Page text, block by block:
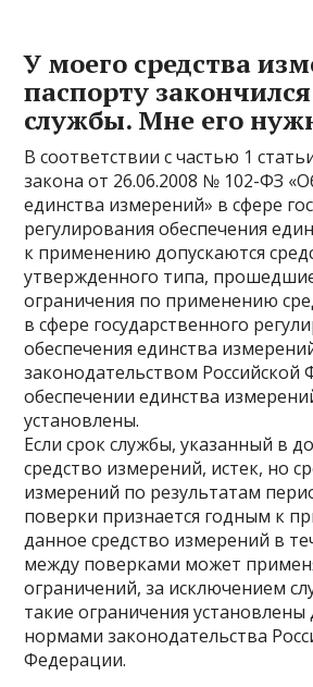
У моего средства
паспорту
службы. Мне его
В соответствии с частью 1
закона от 26.06.2008 № 102-ФЗ
единства измерений» в сфере
регулирования обеспечения
к применению допускаются
утвержденного типа,
ограничения по применению
в сфере государственного
обеспечения единства
законодательством Российской
обеспечении единства
установлены.
Если срок службы, указанный в
средство измерений, истек, но
измерений по результатам
поверки признается годным к
данное средство измерений в
между поверками может
ограничений, за исключением
такие ограничения установлены
нормами законодательства
Федерации.